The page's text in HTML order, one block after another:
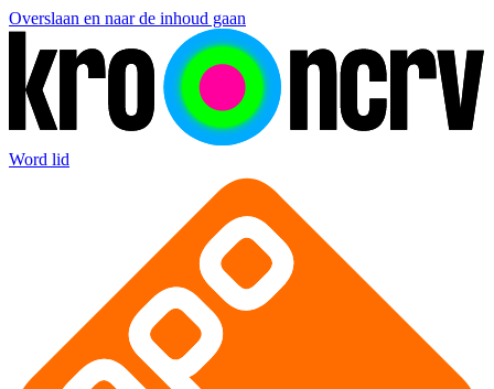
Overslaan en naar de inhoud gaan
Word lid